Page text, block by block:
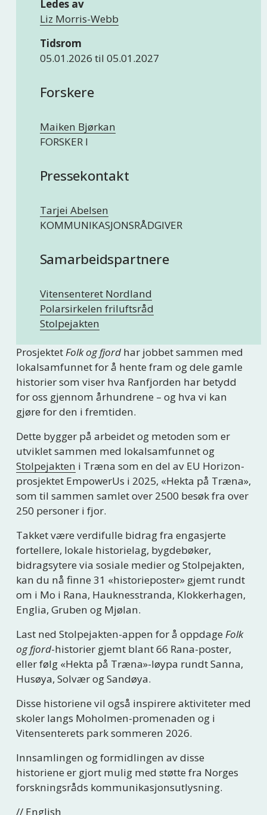
Ledes av
Liz Morris-Webb
Tidsrom
05.01.2026 til 05.01.2027
Forskere
Maiken Bjørkan
FORSKER I
Pressekontakt
Tarjei Abelsen
KOMMUNIKASJONSRÅDGIVER
Samarbeidspartnere
Vitensenteret Nordland
Polarsirkelen friluftsråd
Stolpejakten
Prosjektet Folk og fjord har jobbet sammen med
lokalsamfunnet for å hente fram og dele gamle
historier som viser hva Ranfjorden har betydd
for oss gjennom århundrene – og hva vi kan
gjøre for den i fremtiden.
Dette bygger på arbeidet og metoden som er
utviklet sammen med lokalsamfunnet og
Stolpejakten i Træna som en del av EU Horizon-
prosjektet EmpowerUs i 2025, «Hekta på Træna»,
som til sammen samlet over 2500 besøk fra over
250 personer i fjor.
Takket være verdifulle bidrag fra engasjerte
fortellere, lokale historielag, bygdebøker,
bidragsytere via sosiale medier og Stolpejakten,
kan du nå finne 31 «historieposter» gjemt rundt
om i Mo i Rana, Hauknesstranda, Klokkerhagen,
Englia, Gruben og Mjølan.
Last ned Stolpejakten-appen for å oppdage Folk
og fjord-historier gjemt blant 66 Rana-poster,
eller følg «Hekta på Træna»-løypa rundt Sanna,
Husøya, Solvær og Sandøya.
Disse historiene vil også inspirere aktiviteter med
skoler langs Moholmen-promenaden og i
Vitensenterets park sommeren 2026.
Innsamlingen og formidlingen av disse
historiene er gjort mulig med støtte fra Norges
forskningsråds kommunikasjonsutlysning.
// English